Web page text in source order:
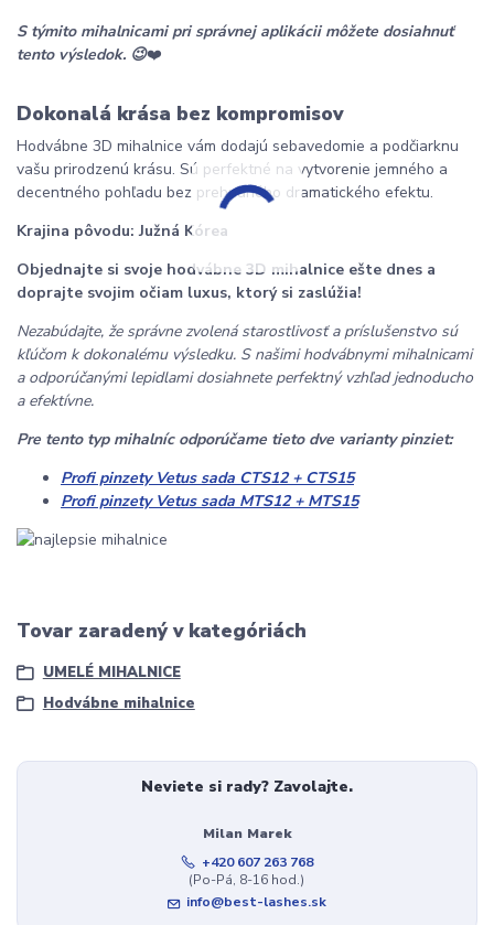
S týmito mihalnicami pri správnej aplikácii môžete dosiahnuť
tento výsledok. 😉❤️
Dokonalá krása bez kompromisov
Hodvábne 3D mihalnice vám dodajú sebavedomie a podčiarknu
vašu prirodzenú krásu. Sú perfektné na vytvorenie jemného a
decentného pohľadu bez prehnaného dramatického efektu.
Krajina pôvodu: Južná Kórea
Objednajte si svoje hodvábne 3D mihalnice ešte dnes a
doprajte svojim očiam luxus, ktorý si zaslúžia!
Nezabúdajte, že správne zvolená starostlivosť a príslušenstvo sú
kľúčom k dokonalému výsledku. S našimi hodvábnymi mihalnicami
a odporúčanými lepidlami dosiahnete perfektný vzhľad jednoducho
a efektívne.
Pre tento typ mihalníc odporúčame tieto dve varianty pinziet:
Profi pinzety Vetus sada CTS12 + CTS15
Profi pinzety Vetus sada MTS12 + MTS15
Tovar zaradený v kategóriách
UMELÉ MIHALNICE
Hodvábne mihalnice
Neviete si rady? Zavolajte.
Milan Marek
+420 607 263 768
(Po-Pá, 8-16 hod.)
info@best-lashes.sk